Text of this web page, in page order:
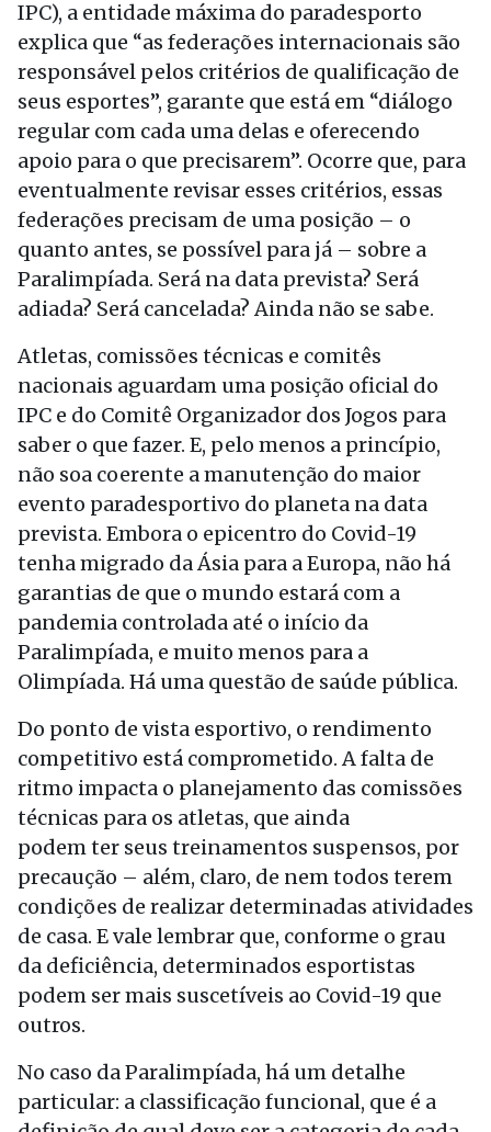
IPC), a entidade máxima do paradesporto
explica que “as federações internacionais são
responsável pelos critérios de qualificação de
seus esportes”, garante que está em “diálogo
regular com cada uma delas e oferecendo
apoio para o que precisarem”. Ocorre que, para
eventualmente revisar esses critérios, essas
federações precisam de uma posição – o
quanto antes, se possível para já – sobre a
Paralimpíada. Será na data prevista? Será
adiada? Será cancelada? Ainda não se sabe.
Atletas, comissões técnicas e comitês
nacionais aguardam uma posição oficial do
IPC e do Comitê Organizador dos Jogos para
saber o que fazer. E, pelo menos a princípio,
não soa coerente a manutenção do maior
evento paradesportivo do planeta na data
prevista. Embora o epicentro do Covid-19
tenha migrado da Ásia para a Europa, não há
garantias de que o mundo estará com a
pandemia controlada até o início da
Paralimpíada, e muito menos para a
Olimpíada. Há uma questão de saúde pública.
Do ponto de vista esportivo, o rendimento
competitivo está comprometido. A falta de
ritmo impacta o planejamento das comissões
técnicas para os atletas, que ainda
podem ter seus treinamentos suspensos, por
precaução – além, claro, de nem todos terem
condições de realizar determinadas atividades
de casa. E vale lembrar que, conforme o grau
da deficiência, determinados esportistas
podem ser mais suscetíveis ao Covid-19 que
outros.
No caso da Paralimpíada, há um detalhe
particular: a classificação funcional, que é a